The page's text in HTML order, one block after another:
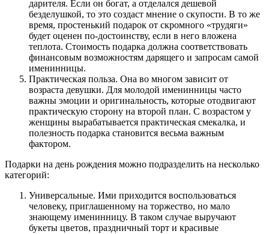
дарителя. Если он богат, а отделался дешевой
безделушкой, то это создаст мнение о скупости. В то же
время, простенький подарок от скромного «трудяги»
будет оценен по-достоинству, если в него вложена
теплота. Стоимость подарка должна соответствовать
финансовым возможностям дарящего и запросам самой
именинницы.
Практическая польза. Она во многом зависит от
возраста девушки. Для молодой именинницы часто
важны эмоции и оригинальность, которые отодвигают
практическую сторону на второй план. С возрастом у
женщины вырабатывается практическая смекалка, и
полезность подарка становится весьма важным
фактором.
Подарки на день рождения можно подразделить на несколько
категорий:
Универсальные. Ими приходится воспользоваться
человеку, приглашенному на торжество, но мало
знающему именинницу. В таком случае выручают
букеты цветов, праздничный торт и красивые